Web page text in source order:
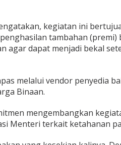
kegiatan ini
tambahan (premi)
agar dapat menjadi bekal
melalui vendor penyedia
Binaan.
mengembangkan
Menteri terkait ketahanan